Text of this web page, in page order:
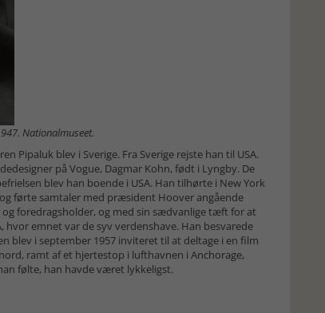
Nationalmuseet.
Pipaluk blev i Sverige. Fra Sverige rejste han til USA.
på Vogue, Dagmar Kohn, født i Lyngby. De
blev han boende i USA. Han tilhørte i New York
førte samtaler med præsident Hoover angående
foredragsholder, og med sin sædvanlige tæft for at
emnet var de syv verdenshave. Han besvarede
blev i september 1957 inviteret til at deltage i en film
ramt af et hjertestop i lufthavnen i Anchorage,
følte, han havde været lykkeligst.